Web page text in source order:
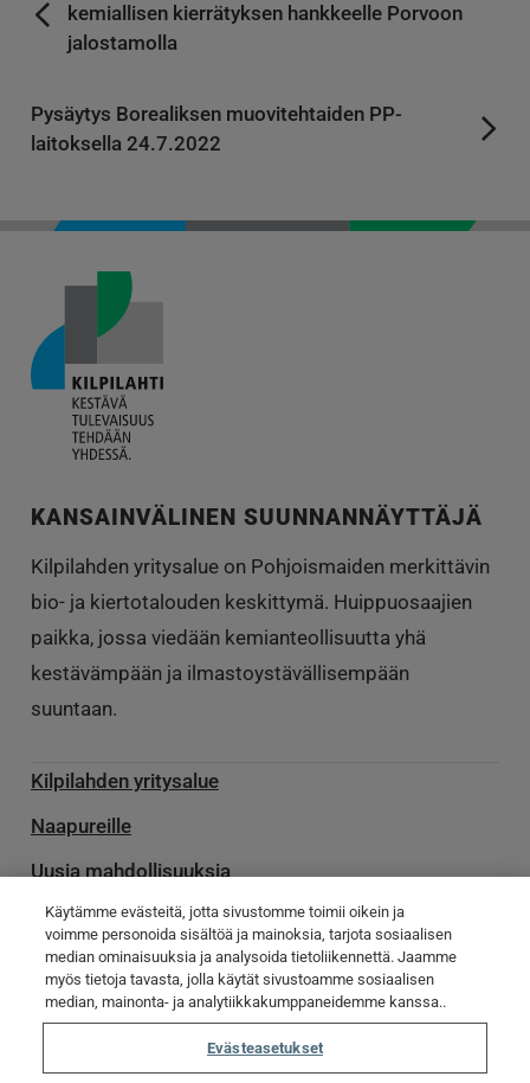
kemiallisen kierrätyksen hankkeelle Porvoon
jalostamolla
Pysäytys Borealiksen muovitehtaiden PP-
laitoksella 24.7.2022
KANSAINVÄLINEN SUUNNANNÄYTTÄJÄ
Kilpilahden yritysalue on Pohjoismaiden merkittävin
bio- ja kiertotalouden keskittymä. Huippuosaajien
paikka, jossa viedään kemianteollisuutta yhä
kestävämpään ja ilmastoystävällisempään
suuntaan.
Kilpilahden yritysalue
Naapureille
Uusia mahdollisuuksia
Palvelu­toimittajille
Ota yhteyttä
Poikkeamatiedotteet
Käytämme evästeitä, jotta sivustomme toimii oikein ja
voimme personoida sisältöä ja mainoksia, tarjota sosiaalisen
median ominaisuuksia ja analysoida tietoliikennettä. Jaamme
myös tietoja tavasta, jolla käytät sivustoamme sosiaalisen
median, mainonta- ja analytiikkakumppaneidemme kanssa..
Evästeasetukset